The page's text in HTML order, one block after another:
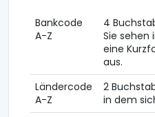
Bankcode
A-Z
4
Sie sehen
eine
aus.
Ländercode
A-Z
2
in dem